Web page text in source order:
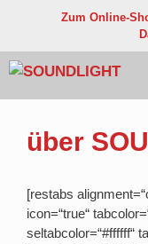
Zum Online-
über
[restabs
icon=“true“
seltabcolor=“#ffffff“